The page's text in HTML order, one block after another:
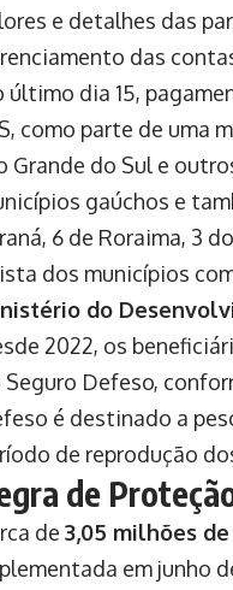
e detalhes das
das
último dia 15,
como parte de uma
Grande do Sul e
gaúchos e
6 de Roraima, 3
dos municípios
do
2022, os
Seguro Defeso,
é destinado a
de reprodução
de
de 3,05 milhões
em junho